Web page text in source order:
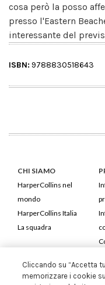
cosa però la posso
presso l'Eastern
interessante del
ISBN: 9788830518643
CHI SIAMO
HarperCollins nel
mondo
HarperCollins Italia
La squadra
HarperCollins
Cliccando su “Accetta
memorizzare i cookie